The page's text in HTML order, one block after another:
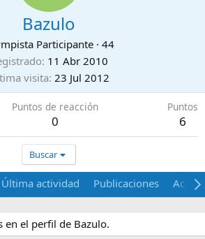
Bazulo
Participante · 44
11 Abr 2010
visita 23 Jul 2012
Puntos de reacción
0
Puntos
6
Buscar
Última actividad Publicaciones Acerca
en el perfil de Bazulo.